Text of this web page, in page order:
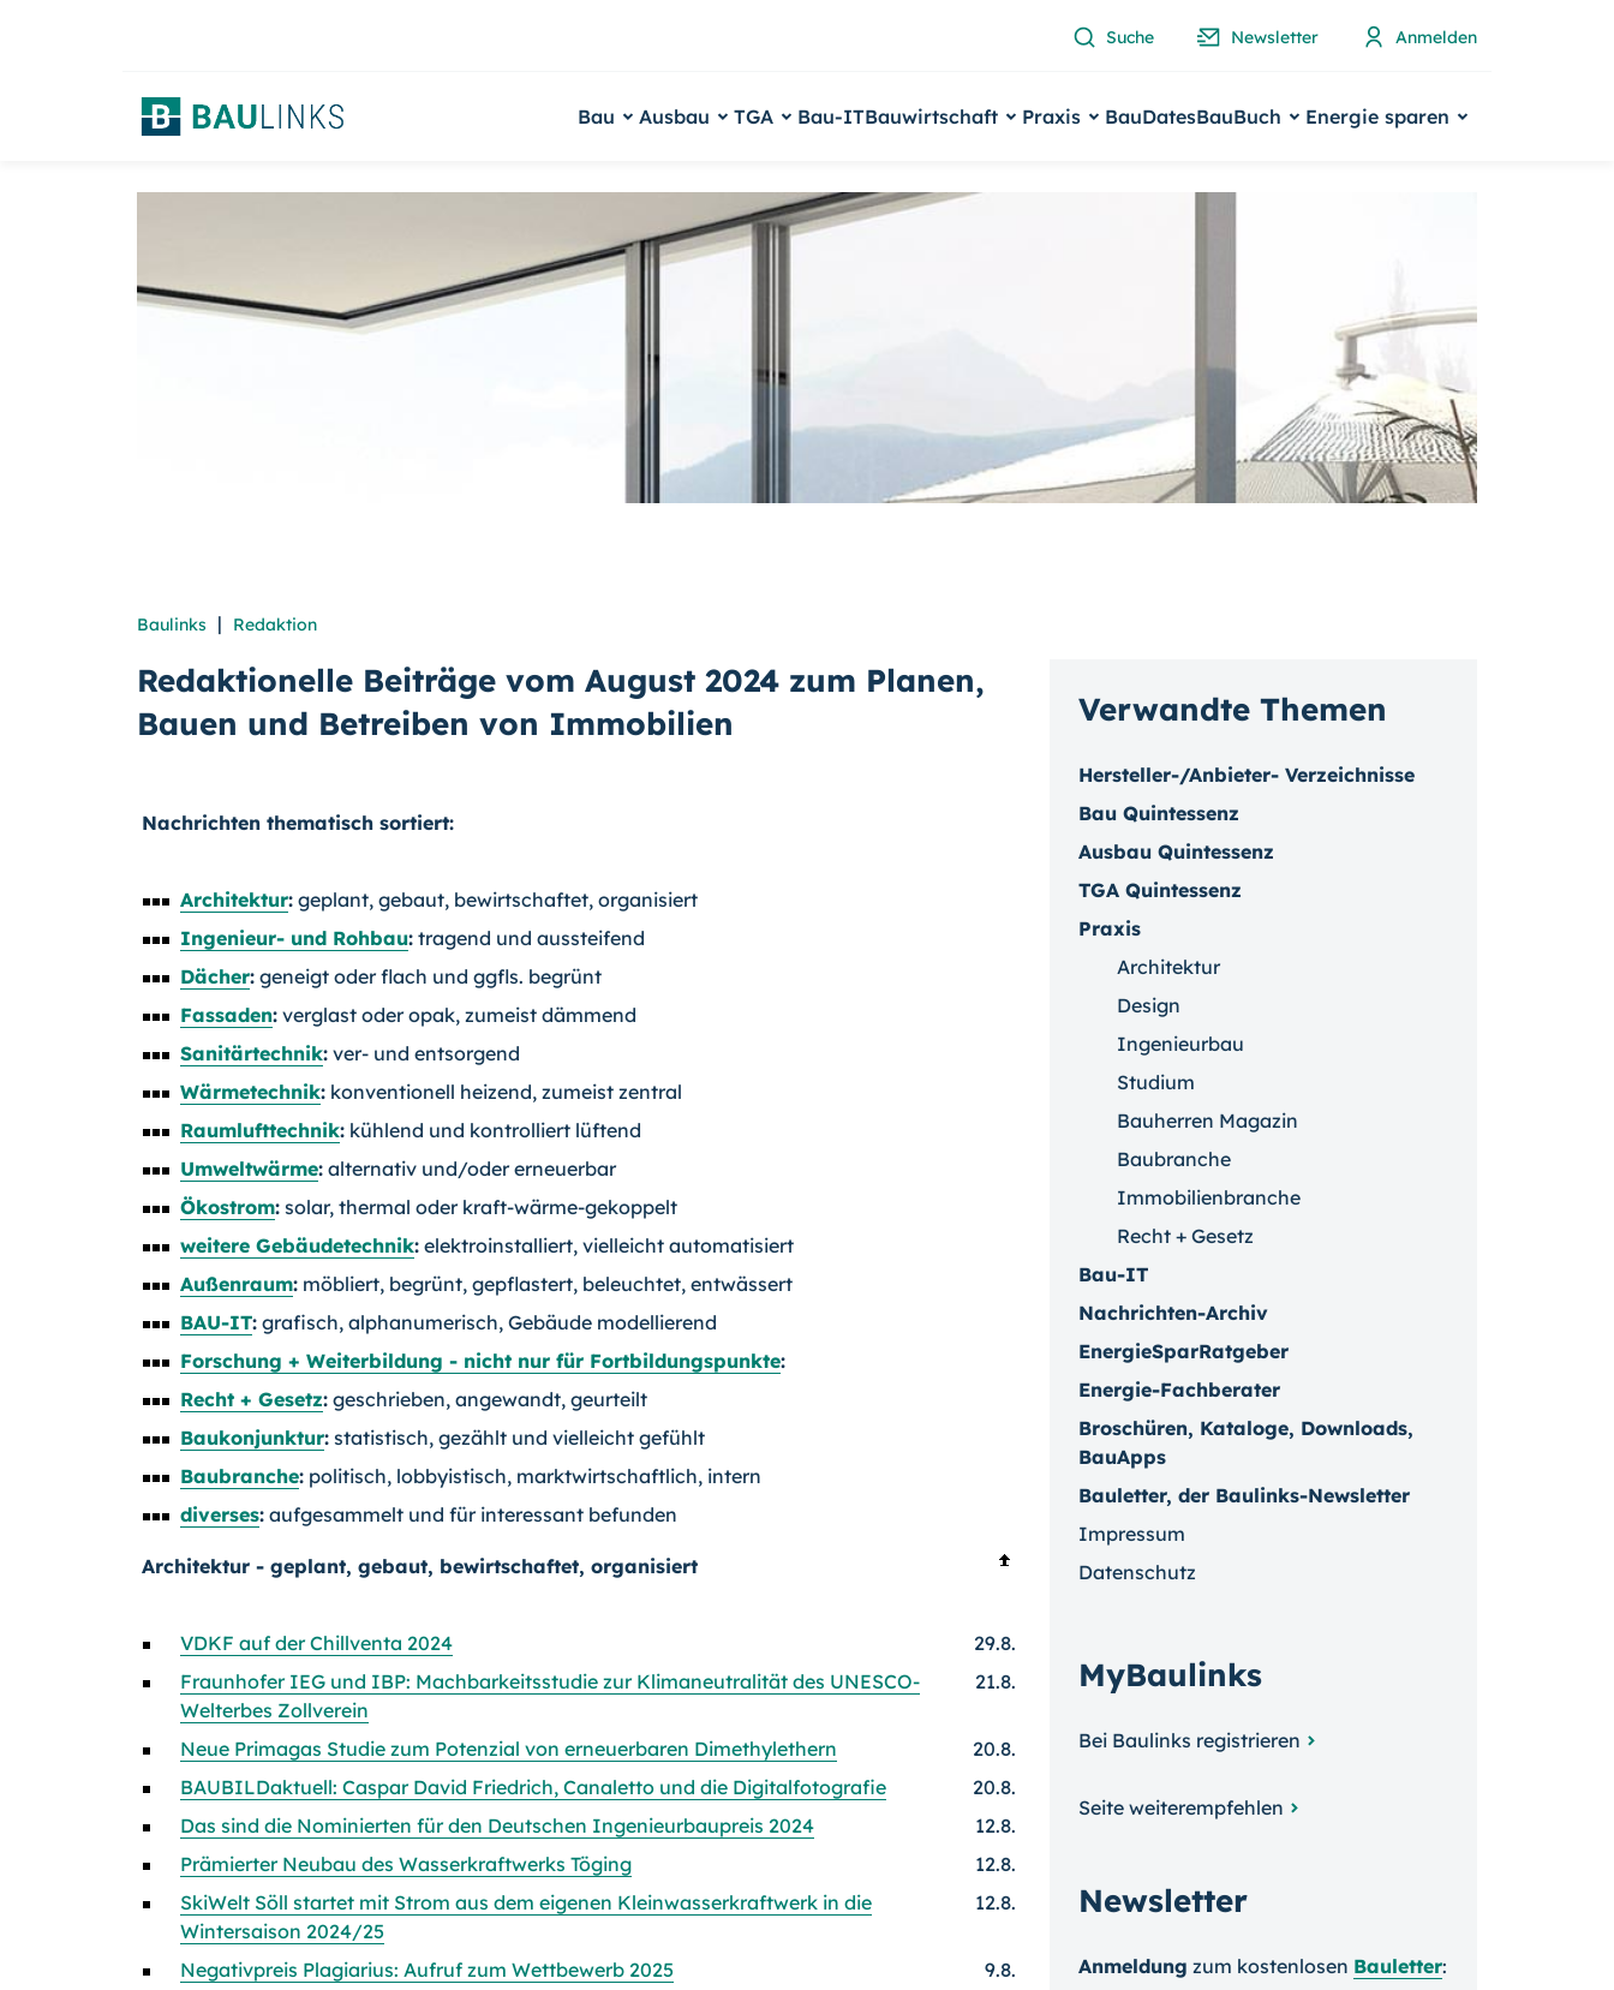
Suche Newsletter Anmelden
Bau Ausbau TGA Bau-ITBauwirtschaft Praxis BauDatesBauBuch Energie sparen
Baulinks | Redaktion
Redaktionelle Beiträge vom August 2024 zum Planen,
Bauen und Betreiben von Immobilien
Nachrichten thematisch sortiert:
Architektur: geplant, gebaut, bewirtschaftet, organisiert
Ingenieur- und Rohbau: tragend und aussteifend
Dächer: geneigt oder flach und ggfls. begrünt
Fassaden: verglast oder opak, zumeist dämmend
Sanitärtechnik: ver- und entsorgend
Wärmetechnik: konventionell heizend, zumeist zentral
Raumlufttechnik: kühlend und kontrolliert lüftend
Umweltwärme: alternativ und/oder erneuerbar
Ökostrom: solar, thermal oder kraft-wärme-gekoppelt
weitere Gebäudetechnik: elektroinstalliert, vielleicht automatisiert
Außenraum: möbliert, begrünt, gepflastert, beleuchtet, entwässert
BAU-IT: grafisch, alphanumerisch, Gebäude modellierend
Forschung + Weiterbildung - nicht nur für Fortbildungspunkte:
Recht + Gesetz: geschrieben, angewandt, geurteilt
Baukonjunktur: statistisch, gezählt und vielleicht gefühlt
Baubranche: politisch, lobbyistisch, marktwirtschaftlich, intern
diverses: aufgesammelt und für interessant befunden
Architektur - geplant, gebaut, bewirtschaftet, organisiert
VDKF auf der Chillventa 2024
29.8.
Fraunhofer IEG und IBP: Machbarkeitsstudie zur Klimaneutralität des UNESCO-
Welterbes Zollverein
21.8.
Neue Primagas Studie zum Potenzial von erneuerbaren Dimethylethern
20.8.
BAUBILDaktuell: Caspar David Friedrich, Canaletto und die Digitalfotografie
20.8.
Das sind die Nominierten für den Deutschen Ingenieurbaupreis 2024
12.8.
Prämierter Neubau des Wasserkraftwerks Töging
12.8.
SkiWelt Söll startet mit Strom aus dem eigenen Kleinwasserkraftwerk in die
Wintersaison 2024/25
12.8.
Negativpreis Plagiarius: Aufruf zum Wettbewerb 2025
9.8.
Verwandte Themen
Hersteller-/Anbieter- Verzeichnisse
Bau Quintessenz
Ausbau Quintessenz
TGA Quintessenz
Praxis
Architektur
Design
Ingenieurbau
Studium
Bauherren Magazin
Baubranche
Immobilienbranche
Recht + Gesetz
Bau-IT
Nachrichten-Archiv
EnergieSparRatgeber
Energie-Fachberater
Broschüren, Kataloge, Downloads,
BauApps
Bauletter, der Baulinks-Newsletter
Impressum
Datenschutz
MyBaulinks
Bei Baulinks registrieren
Seite weiterempfehlen
Newsletter
Anmeldung zum kosten­losen Bauletter: